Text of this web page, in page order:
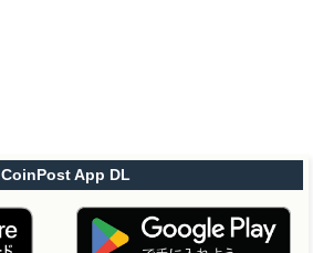
CoinPost App DL